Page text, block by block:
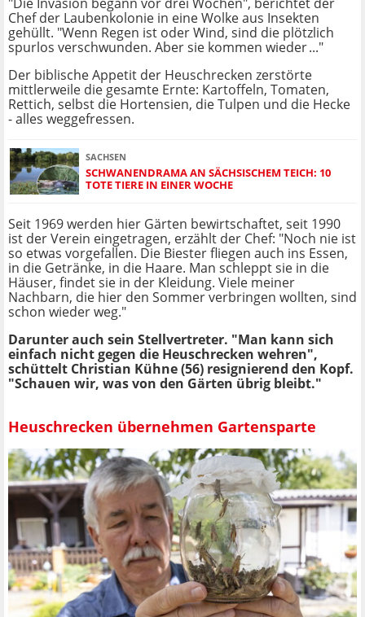
Chef der Laubenkolonie in eine Wolke aus Insekten
gehüllt. "Wenn Regen ist oder Wind, sind die plötzlich
spurlos verschwunden. Aber sie kommen wieder ..."
Der biblische Appetit der Heuschrecken zerstörte
mittlerweile die gesamte Ernte: Kartoffeln, Tomaten,
Rettich, selbst die Hortensien, die Tulpen und die Hecke
- alles weggefressen.
SACHSEN
SCHWANENDRAMA AN SÄCHSISCHEM TEICH: 10
TOTE TIERE IN EINER WOCHE
Seit 1969 werden hier Gärten bewirtschaftet, seit 1990
ist der Verein eingetragen, erzählt der Chef: "Noch nie ist
so etwas vorgefallen. Die Biester fliegen auch ins Essen,
in die Getränke, in die Haare. Man schleppt sie in die
Häuser, findet sie in der Kleidung. Viele meiner
Nachbarn, die hier den Sommer verbringen wollten, sind
schon wieder weg."
Darunter auch sein Stellvertreter. "Man kann sich
einfach nicht gegen die Heuschrecken wehren",
schüttelt Christian Kühne (56) resignierend den Kopf.
"Schauen wir, was von den Gärten übrig bleibt."
Heuschrecken übernehmen Gartensparte